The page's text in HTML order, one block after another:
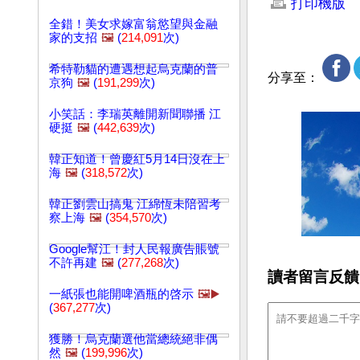
全錯！美女求嫁富翁慾望與金融
家的支招 🖼️ (214,091次)
希特勒貓的遭遇想起烏克蘭的普
京狗 🖼️ (191,299次)
小笑話：李瑞英離開新聞聯播 江
硬挺 🖼️ (442,639次)
韓正知道！曾慶紅5月14日沒在上
海 🖼️ (318,572次)
韓正劉雲山搞鬼 江綿恆未陪習考
察上海 🖼️ (354,570次)
Google幫江！封人民報廣告賬號
不許再建 🖼️ (277,268次)
一紙張也能開啤酒瓶的啓示 🖼️▶️
(367,277次)
獲勝！烏克蘭選他當總統絕非偶
然 🖼️ (199,996次)
打印機版
分享至：
讀者留言反